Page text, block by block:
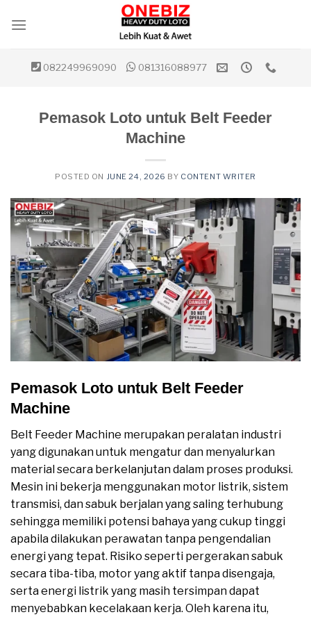
082249969090 081316088977
Pemasok Loto untuk Belt Feeder
Machine
POSTED ON JUNE 24, 2026 BY CONTENT WRITER
Pemasok Loto untuk Belt Feeder
Machine
Belt Feeder Machine merupakan peralatan industri
yang digunakan untuk mengatur dan menyalurkan
material secara berkelanjutan dalam proses produksi.
Mesin ini bekerja menggunakan motor listrik, sistem
transmisi, dan sabuk berjalan yang saling terhubung
sehingga memiliki potensi bahaya yang cukup tinggi
apabila dilakukan perawatan tanpa pengendalian
energi yang tepat. Risiko seperti pergerakan sabuk
secara tiba-tiba, motor yang aktif tanpa disengaja,
serta energi listrik yang masih tersimpan dapat
menyebabkan kecelakaan kerja. Oleh karena itu,